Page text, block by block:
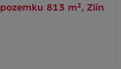
813 m², Zlín